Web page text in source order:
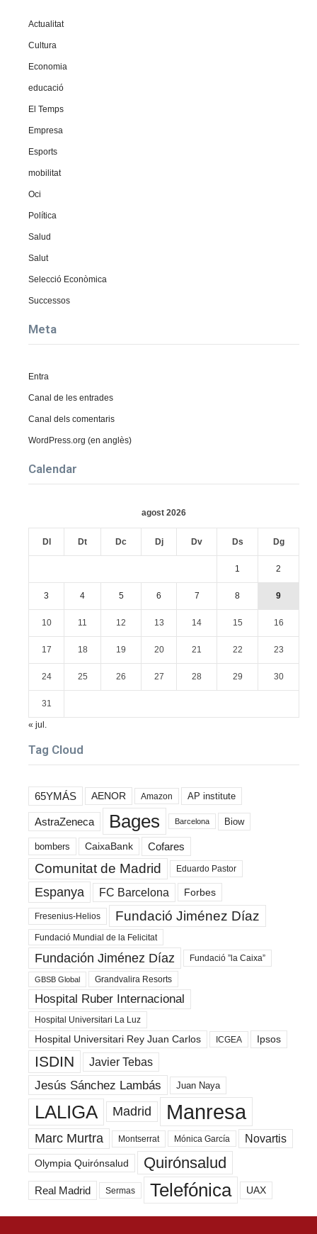
Actualitat
Cultura
Economia
educació
El Temps
Empresa
Esports
mobilitat
Oci
Política
Salud
Salut
Selecció Econòmica
Successos
Meta
Entra
Canal de les entrades
Canal dels comentaris
WordPress.org (en anglès)
Calendar
agost 2026
Dl Dt Dc Dj Dv Ds Dg
1 2
3 4 5 6 7 8 9
10 11 12 13 14 15 16
17 18 19 20 21 22 23
24 25 26 27 28 29 30
31
« jul.
Tag Cloud
65YMÁS AENOR Amazon AP institute
AstraZeneca Bages Barcelona Biow
bombers CaixaBank Cofares
Comunitat de Madrid Eduardo Pastor
Espanya FC Barcelona Forbes
Fresenius-Helios Fundació Jiménez Díaz
Fundació Mundial de la Felicitat
Fundación Jiménez Díaz Fundació ”la Caixa”
GBSB Global Grandvalira Resorts
Hospital Ruber Internacional
Hospital Universitari La Luz
Hospital Universitari Rey Juan Carlos ICGEA Ipsos
ISDIN Javier Tebas
Jesús Sánchez Lambás Juan Naya
LALIGA Madrid Manresa
Marc Murtra Montserrat Mónica García Novartis
Olympia Quirónsalud Quirónsalud
Real Madrid Sermas Telefónica UAX